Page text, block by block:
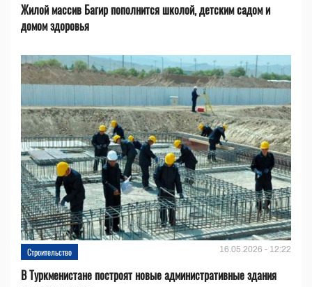
Жилой массив Багир пополнится школой, детским садом и
домом здоровья
Строительство 16.05.2026 - 12:22
В Туркменистане построят новые административные здания